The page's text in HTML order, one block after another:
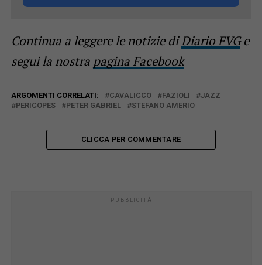
Continua a leggere le notizie diDiario FVGe
segui la nostra pagina Facebook
ARGOMENTI CORRELATI: CAVALICCO FAZIOLI
JAZZ
PERICOPES
PETER GABRIEL STEFANO AMERIO
CLICCA PER COMMENTARE
PUBBLICITÀ